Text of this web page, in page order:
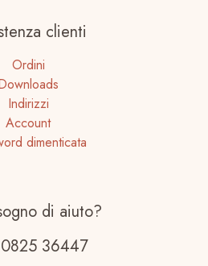
clienti
Ordini
Indirizzi
Account
dimenticata
di aiuto?
36447